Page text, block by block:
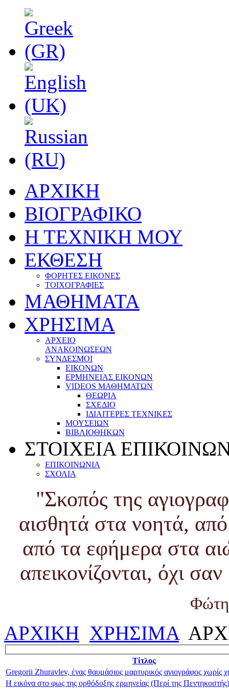
ΑΡΧΙΚΗ
ΒΙΟΓΡΑΦΙΚΟ
Η ΤΕΧΝΙΚΗ ΜΟΥ
ΕΚΘΕΣΗ
ΦΟΡΗΤΕΣ ΕΙΚΟΝΕΣ
ΤΟΙΧΟΓΡΑΦΙΕΣ
ΜΑΘΗΜΑΤΑ
ΧΡΗΣΙΜΑ
ΑΡΧΕΙΟ
ΑΝΑΚΟΙΝΩΣΕΩΝ
ΣΥΝΔΕΣΜΟΙ
EΙΚΟΝΩΝ
ΕΡΜΗΝΕΙΑΣ ΕΙΚΟΝΩΝ
VIDEOS ΜΑΘΗΜΑΤΩΝ
ΘΕΩΡΙΑ
ΣΧΕΔΙΟ
ΙΔΙΑΙΤΕΡΕΣ ΤΕΧΝΙΚΕΣ
ΜΟΥΣΕΙΩΝ
ΒΙΒΛΙΟΘΗΚΩΝ
ΣΤΟΙΧΕΙΑ
ΕΠΙΚΟΙΝΩΝΙΑ
ΣΧΟΛΙΑ
"Σκοπός της
αισθητά στα νοητά,
από τα εφήμερα στα
απεικονίζονται, όχι
ΑΡΧΙΚΗ ΧΡΗΣΙΜΑ
Τίτλος
Gregorii Zhuravlev, ένας θαυμάσιος μαρτυρικός αγιογράφος χωρίς
Η εικόνα στο φως της ορθόδοξης ερμηνείας (Περί της